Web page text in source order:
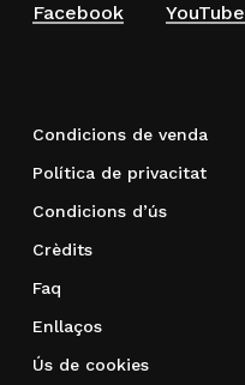
Facebook
YouTube
Condicions de venda
Política de privacitat
Condicions d’ús
Crèdits
Faq
Enllaços
Ús de cookies